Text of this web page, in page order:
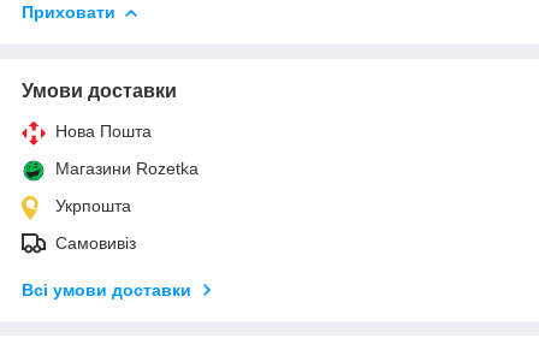
Приховати
Умови доставки
Нова Пошта
Магазини Rozetka
Укрпошта
Самовивіз
Всі умови доставки